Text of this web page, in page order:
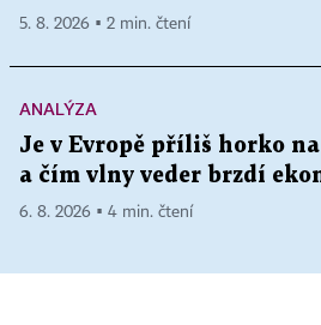
5. 8. 2026 ▪ 2 min. čtení
ANALÝZA
Je v Evropě příliš horko
a čím vlny veder brzdí
6. 8. 2026 ▪ 4 min. čtení